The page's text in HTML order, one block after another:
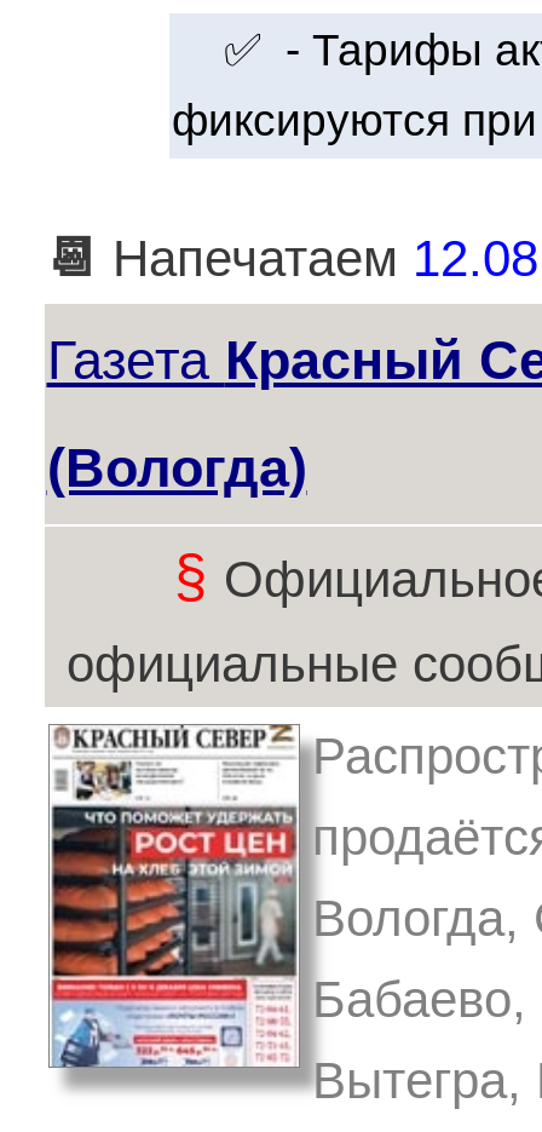
✅ - Тарифы
фиксируются
📆 Напечатаем
Газета Красный
(Вологда)
§
официальные
Бабаево,
Вытегра,